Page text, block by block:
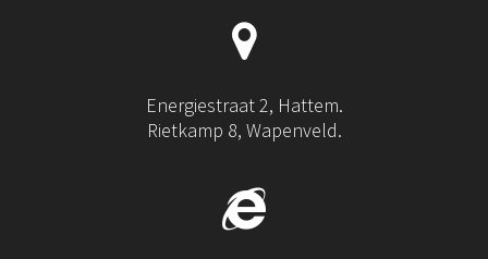
Energiestraat 2, Hattem.
Rietkamp 8, Wapenveld.